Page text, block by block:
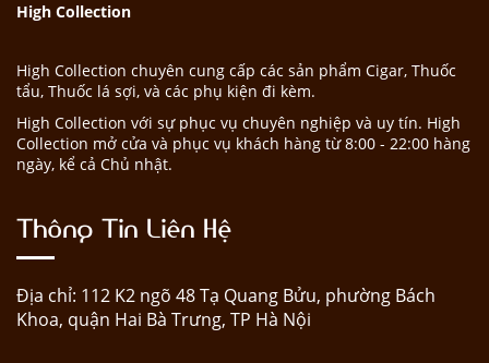
High Collection
High Collection chuyên cung cấp các sản phẩm Cigar, Thuốc
tẩu, Thuốc lá sợi, và các phụ kiện đi kèm.
High Collection với sự phục vụ chuyên nghiệp và uy tín. High
Collection mở cửa và phục vụ khách hàng từ 8:00 - 22:00 hàng
ngày, kể cả Chủ nhật.
Thông Tin Liên Hệ
Địa chỉ: 112 K2 ngõ 48 Tạ Quang Bửu, phường Bách
Khoa, quận Hai Bà Trưng, TP Hà Nội